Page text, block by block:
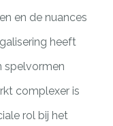
en de nuances
heeft
spelvormen
complexer is
rol bij het